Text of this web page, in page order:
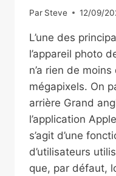
Par Steve 12/09/
L’une des
l’appareil photo
n’a rien de
mégapixels. On
arrière Grand
l’application
s’agit d’une
d’utilisateurs
que, par défaut,